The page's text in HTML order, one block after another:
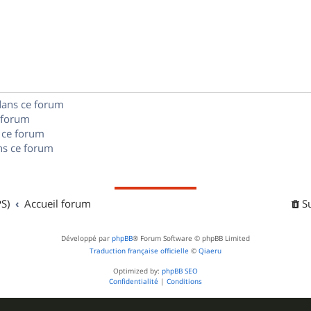
ce forum
forum
ce forum
Accueil forum
Développé par phpBB® Forum Software © phpBB Limited
Traduction française officielle © Qiaeru
Optimized by: phpBB SEO
Confidentialité | Conditions